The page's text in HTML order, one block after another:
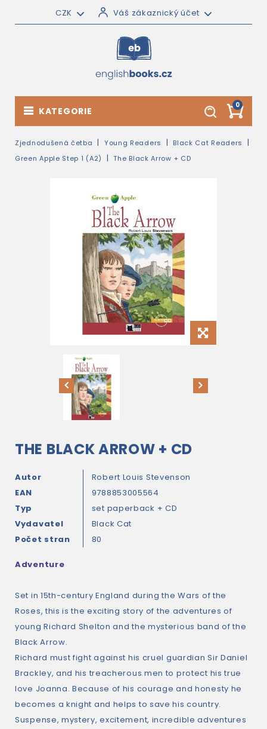
CZK Váš zákaznický účet
0
KATEGORIE
Zjednodušená četba Young Readers
Black Cat Readers
Green Apple Step 1 (A2)
The Black Arrow + CD
THE BLACK ARROW + CD
Autor
Robert Louis Stevenson
EAN
9788853005564
Typ
set paperback + CD
Vydavatel
Black Cat
Počet stran
80
Adventure
Set in 15th-century England during the Wars of the
Roses, this is the exciting story of the adventures of
young Richard Shelton and the mysterious band of the
Black Arrow.
Richard must fight against his cruel guardian Sir Daniel
Brackley, and his treacherous men to protect his true
love Joanna. Because of his courage and honesty he
becomes a knight and helps to save his country.
Suspense, mystery, excitement, incredible adventures